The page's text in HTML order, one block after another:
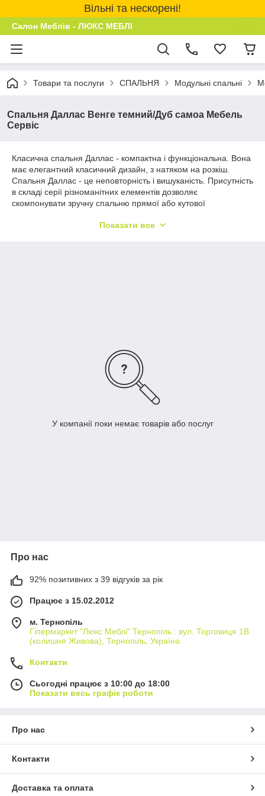
Вільні та нескорені!
Салон Меблів - ЛЮКС МЕБЛІ
Товари та послуги СПАЛЬНЯ Модульні спальні
Спальня Даллас Венге темний/Дуб самоа Мебель
Сервіс
Класична спальня Даллас - компактна і функціональна. Вона
має елегантний класичний дизайн, з натяком на розкіш.
Спальня Даллас - це неповторність і вишуканість. Присутність
в складі серії різноманітних елементів дозволяє
скомпонувати зручну спальню прямої або кутової
Виготовляється в кольорах: вишня портофіно та венге
Показати все
У компанії поки немає товарів або послуг
Про нас
92% позитивних з 39 відгуків за рік
Працює з 15.02.2012
м. Тернопіль
Гіпермаркет "Люкс Меблі" Тернопіль : вул. Торговиця 1В
(колишня Живова), Тернопіль, Україна
Контакти
Сьогодні працює з 10:00 до 18:00
Показати весь графік роботи
Про нас
Контакти
Доставка та оплата